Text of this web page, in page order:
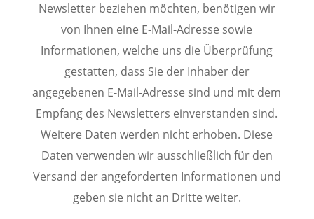
Newsletter beziehen möchten, benötigen wir
von Ihnen eine E-Mail-Adresse sowie
Informationen, welche uns die Überprüfung
gestatten, dass Sie der Inhaber der
angegebenen E-Mail-Adresse sind und mit dem
Empfang des Newsletters einverstanden sind.
Weitere Daten werden nicht erhoben. Diese
Daten verwenden wir ausschließlich für den
Versand der angeforderten Informationen und
geben sie nicht an Dritte weiter.